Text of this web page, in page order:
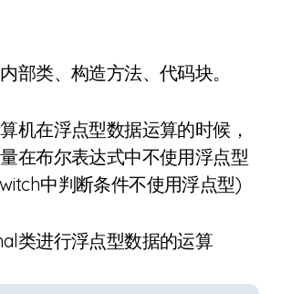
内部类、构造方法、代码块。
在布尔表达式中不使用浮点型
中判断条件不使用浮点型)
类进行浮点型数据的运算